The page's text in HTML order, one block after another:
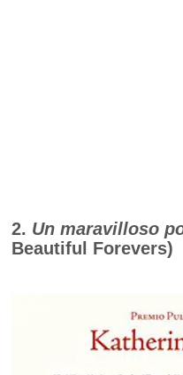
2. Un maravilloso
Beautiful Forevers)